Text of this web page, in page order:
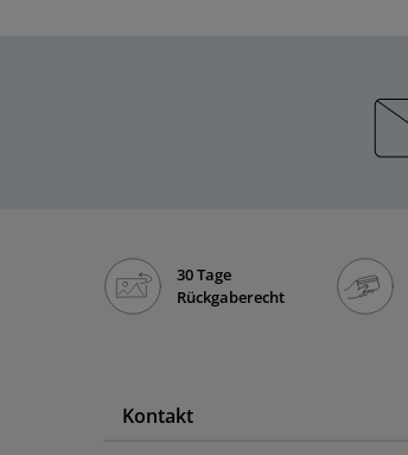
30 Tage
Rückgaberecht
Kontakt